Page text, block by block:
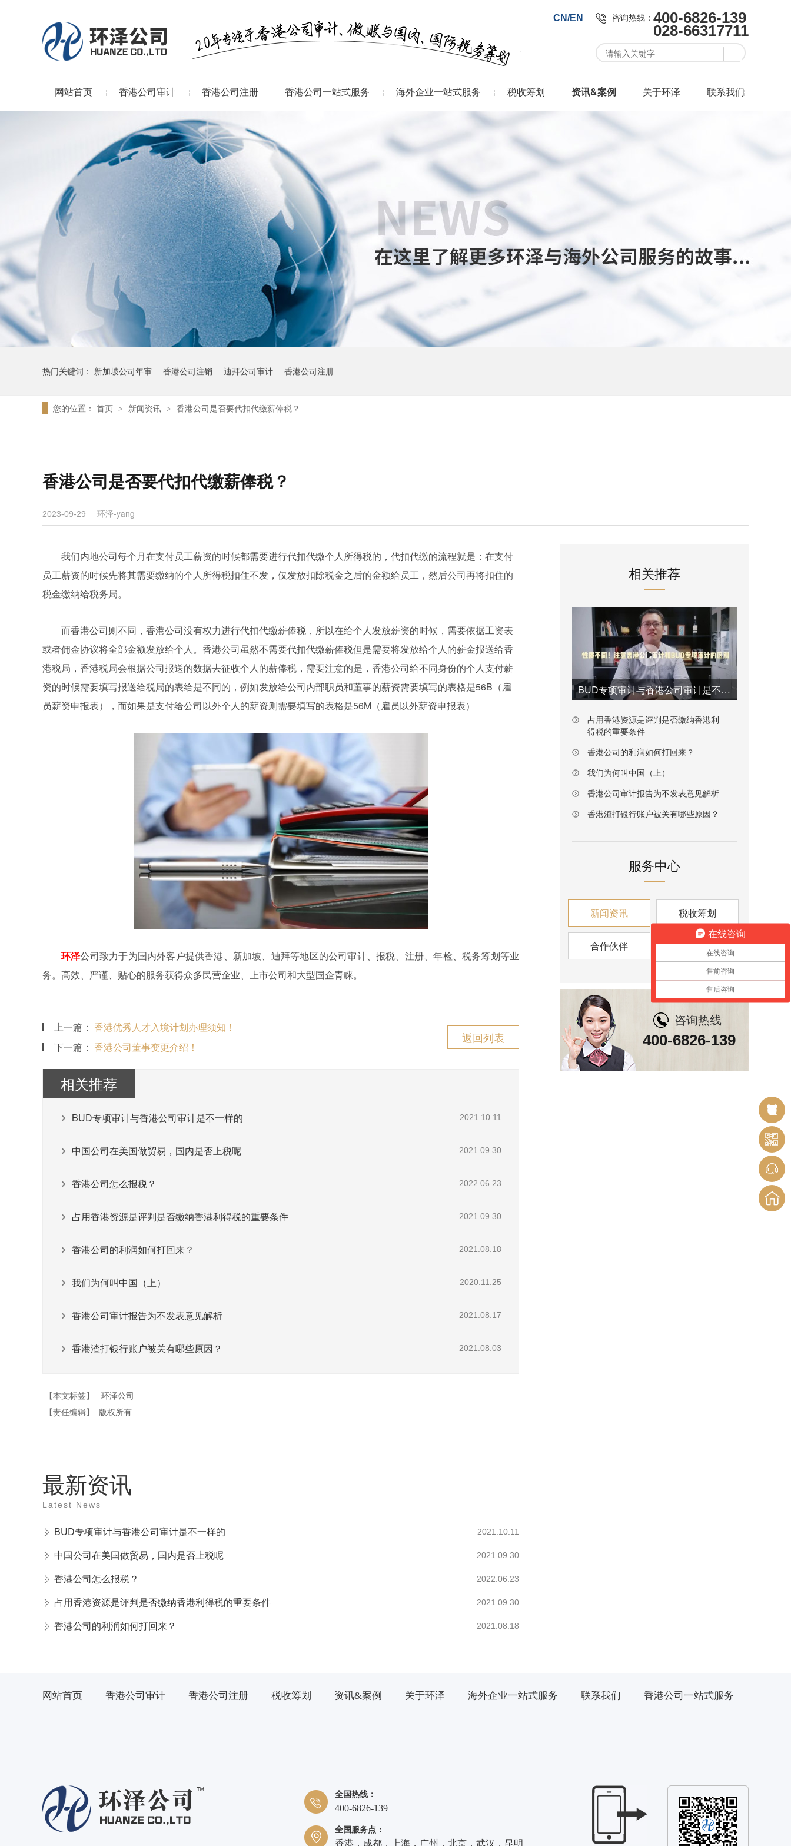
CN/EN 咨询热线： 400-6826-139
028-66317711
网站首页 香港公司审计 香港公司注册 香港公司一站式服务 海外企业一站式服务 税收筹划 资讯&案例 关于环泽 联系我们
热门关键词： 新加坡公司年审 香港公司注销 迪拜公司审计 香港公司注册
您的位置： 首页 > 新闻资讯 > 香港公司是否要代扣代缴薪俸税？
香港公司是否要代扣代缴薪俸税？
2023-09-29 环泽-yang
我们内地公司每个月在支付员工薪资的时候都需要进行代扣代缴个人所得税的，代扣代缴的流程就是：在支付
员工薪资的时候先将其需要缴纳的个人所得税扣住不发，仅发放扣除税金之后的金额给员工，然后公司再将扣住的
税金缴纳给税务局。
而香港公司则不同，香港公司没有权力进行代扣代缴薪俸税，所以在给个人发放薪资的时候，需要依据工资表
或者佣金协议将全部金额发放给个人。香港公司虽然不需要代扣代缴薪俸税但是需要将发放给个人的薪金报送给香
港税局，香港税局会根据公司报送的数据去征收个人的薪俸税，需要注意的是，香港公司给不同身份的个人支付薪
资的时候需要填写报送给税局的表给是不同的，例如发放给公司内部职员和董事的薪资需要填写的表格是56B（雇
员薪资申报表），而如果是支付给公司以外个人的薪资则需要填写的表格是56M（雇员以外薪资申报表）
环泽公司致力于为国内外客户提供香港、新加坡、迪拜等地区的公司审计、报税、注册、年检、税务筹划等业
务。高效、严谨、贴心的服务获得众多民营企业、上市公司和大型国企青睐。
上一篇： 香港优秀人才入境计划办理须知！
下一篇： 香港公司董事变更介绍！
返回列表
相关推荐
BUD专项审计与香港公司审计是不一样的 2021.10.11
中国公司在美国做贸易，国内是否上税呢 2021.09.30
香港公司怎么报税？ 2022.06.23
占用香港资源是评判是否缴纳香港利得税的重要条件 2021.09.30
香港公司的利润如何打回来？ 2021.08.18
我们为何叫中国（上） 2020.11.25
香港公司审计报告为不发表意见解析 2021.08.17
香港渣打银行账户被关有哪些原因？ 2021.08.03
【本文标签】
环泽公司
【责任编辑】
版权所有
最新资讯
Latest News
BUD专项审计与香港公司审计是不一样的 2021.10.11
中国公司在美国做贸易，国内是否上税呢 2021.09.30
香港公司怎么报税？ 2022.06.23
占用香港资源是评判是否缴纳香港利得税的重要条件 2021.09.30
香港公司的利润如何打回来？ 2021.08.18
相关推荐
BUD专项审计与香港公司审计是不一样的
占用香港资源是评判是否缴纳香港利
得税的重要条件
香港公司的利润如何打回来？
我们为何叫中国（上）
香港公司审计报告为不发表意见解析
香港渣打银行账户被关有哪些原因？
服务中心
新闻资讯 税收筹划
合作伙伴 资讯视角
咨询热线
400-6826-139
网站首页 香港公司审计 香港公司注册 税收筹划 资讯&案例 关于环泽 海外企业一站式服务 联系我们 香港公司一站式服务
全国热线：
400-6826-139
全国服务点：
香港，成都，上海，广州，北京，武汉，昆明
在线咨询
在线咨询
售前咨询
售后咨询